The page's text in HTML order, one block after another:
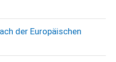
der Europäischen